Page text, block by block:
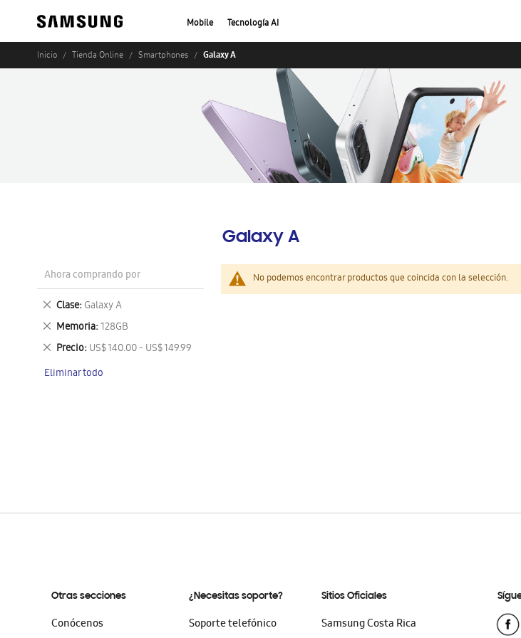
Mobile Tecnología AI
Inicio Tienda Online Smartphones Galaxy A
Galaxy A
No podemos encontrar productos que coincida con la selección.
Ahora comprando por
Clase Galaxy A
Eliminar
este
artículo
Memoria 128GB
Eliminar
este
artículo
Precio US$ 140.00 - US$ 149.99
Eliminar
artículo
Eliminar todo
Otras secciones
Conócenos
¿Necesitas soporte?
Soporte telefónico
Sitios Oficiales
Samsung Costa Rica